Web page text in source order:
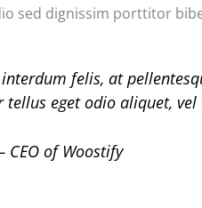
sed dignissim porttitor
felis, at
tellus eget odio aliquet,
of Woostify